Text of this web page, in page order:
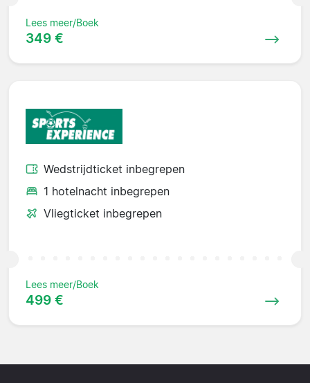
Lees meer/Boek
349 €
Wedstrijdticket inbegrepen
1 hotelnacht inbegrepen
Vliegticket inbegrepen
Lees meer/Boek
499 €